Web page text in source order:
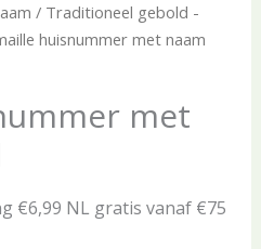
/ Traditioneel gebold -
huisnummer met naam
met
€6,99 NL gratis vanaf €75